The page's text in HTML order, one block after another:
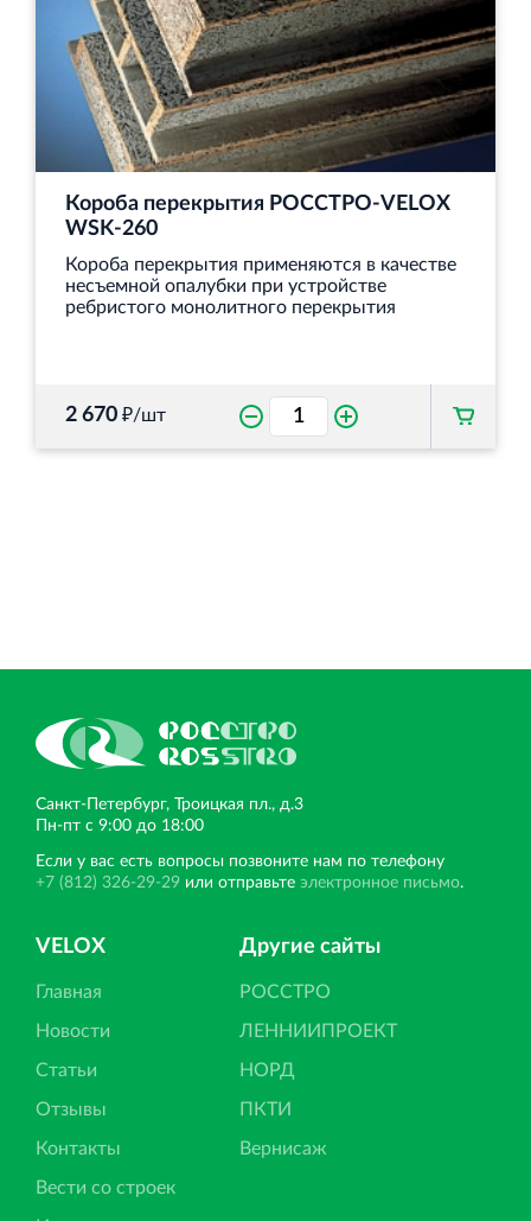
Короба перекрытия РОССТРО-VELOX
WSK-260
Короба перекрытия применяются в качестве
несъемной опалубки при устройстве
ребристого монолитного перекрытия
2 670 ₽/шт
Санкт‐Петербург, Троицкая пл., д.3
Пн‐пт с 9:00 до 18:00
Если у вас есть вопросы позвоните нам по телефону
+7 (812) 326-29-29 или отправьте электронное письмо.
VELOX
Главная
Новости
Статьи
Отзывы
Контакты
Вести со строек
Другие сайты
РОССТРО
ЛЕННИИПРОЕКТ
НОРД
ПКТИ
Вернисаж